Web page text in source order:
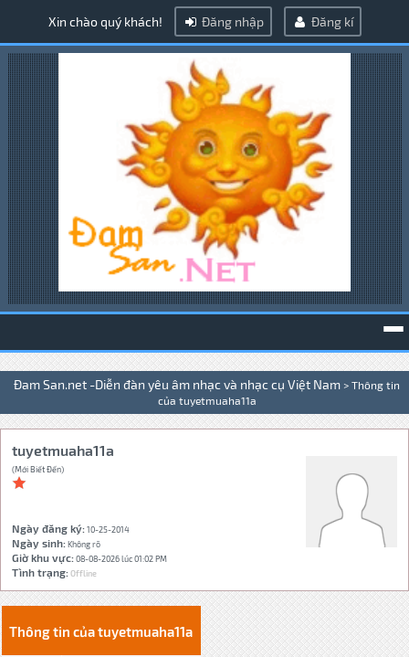
Xin chào quý khách! Đăng nhập Đăng kí
Đam San.net -Diễn đàn yêu âm nhạc và nhạc cụ Việt Nam > Thông tin
của tuyetmuaha11a
tuyetmuaha11a
(Mới Biết Đến)
Ngày đăng ký:10-25-2014
Ngày sinh: Không rõ
Giờ khu vực:08-08-2026 lúc 01:02 PM
Tình trạng:Offline
Thông tin của tuyetmuaha11a